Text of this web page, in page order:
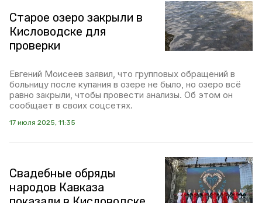
Старое озеро закрыли в
Кисловодске для
проверки
Евгений Моисеев заявил, что групповых обращений в
больницу после купания в озере не было, но озеро всё
равно закрыли, чтобы провести анализы. Об этом он
сообщает в своих соцсетях.
17 июля 2025, 11:35
Свадебные обряды
народов Кавказа